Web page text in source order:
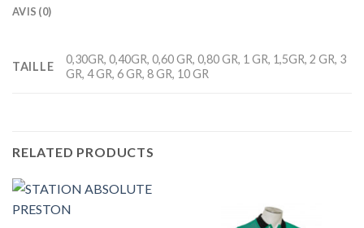
AVIS (0)
TAILLE
0,30GR, 0,40GR, 0,60 GR, 0,80 GR, 1 GR, 1,5GR, 2 GR, 3
GR, 4 GR, 6 GR, 8 GR, 10 GR
RELATED PRODUCTS